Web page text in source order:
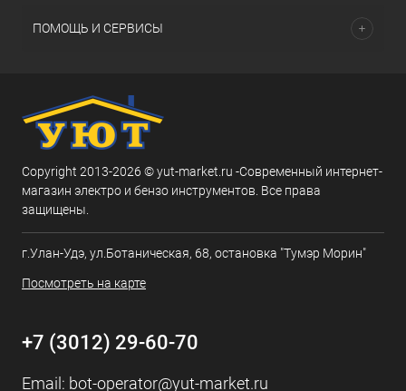
ПОМОЩЬ И СЕРВИСЫ
Copyright 2013-2026 © yut-market.ru -Современный интернет-
магазин электро и бензо инструментов. Все права
защищены.
г.Улан-Удэ, ул.Ботаническая, 68, остановка "Тумэр Морин"
Посмотреть на карте
+7 (3012) 29-60-70
Email: bot-operator@yut-market.ru